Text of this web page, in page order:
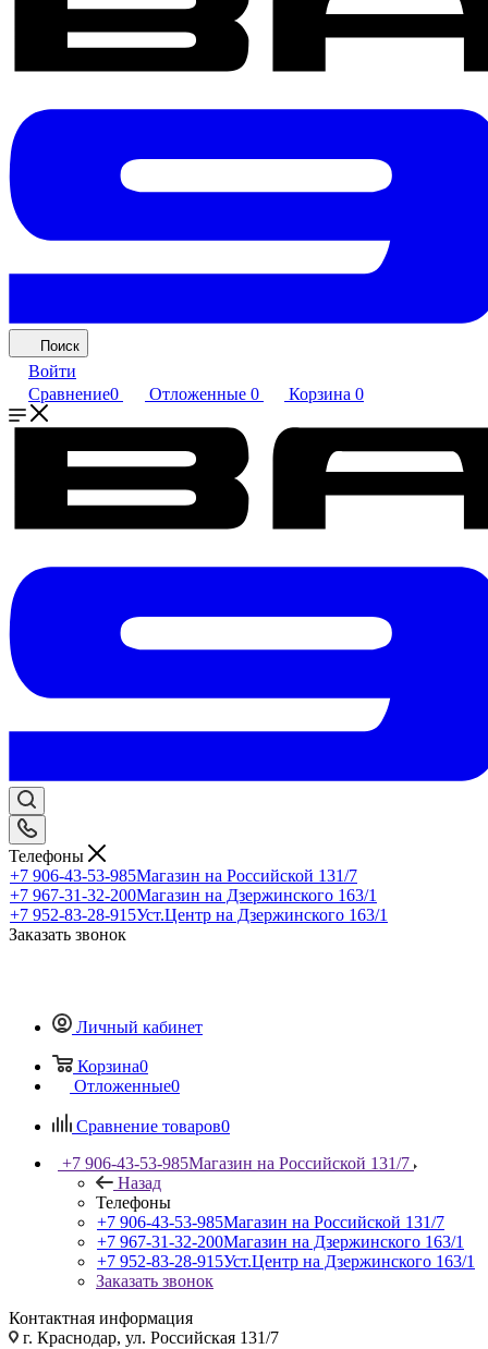
Поиск
Войти
Сравнение0 Отложенные 0 Корзина 0
Телефоны
+7 906-43-53-985Магазин на Российской 131/7
+7 967-31-32-200Магазин на Дзержинского 163/1
+7 952-83-28-915Уст.Центр на Дзержинского 163/1
Заказать звонок
Личный кабинет
Корзина0
Отложенные0
Сравнение товаров0
+7 906-43-53-985Магазин на Российской 131/7
Назад
Телефоны
+7 906-43-53-985Магазин на Российской 131/7
+7 967-31-32-200Магазин на Дзержинского 163/1
+7 952-83-28-915Уст.Центр на Дзержинского 163/1
Заказать звонок
Контактная информация
г. Краснодар, ул. Российская 131/7